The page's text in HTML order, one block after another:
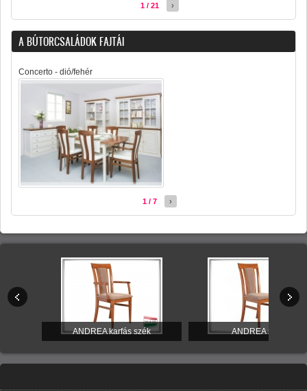
1 / 21 ›
A BÚTORCSALÁDOK FAJTÁI
Concerto - dió/fehér
1 / 7 ›
ANDREA karfás szék ANDREA szék